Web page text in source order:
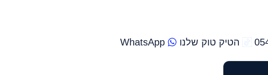
הטיק טוק שלנו WhatsApp